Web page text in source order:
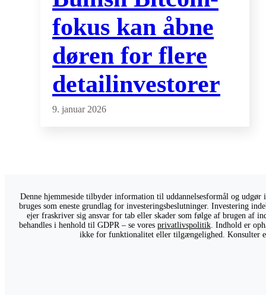
fokus kan åbne
døren for flere
detailinvestorer
9. januar 2026
Denne hjemmeside tilbyder information til uddannelsesformål og
bruges som eneste grundlag for investeringsbeslutninger. Investering
ejer fraskriver sig ansvar for tab eller skader som følge af brugen af
behandles i henhold til GDPR – se vores privatlivspolitik. Indhold er
ikke for funktionalitet eller tilgængelighed. Konsulter